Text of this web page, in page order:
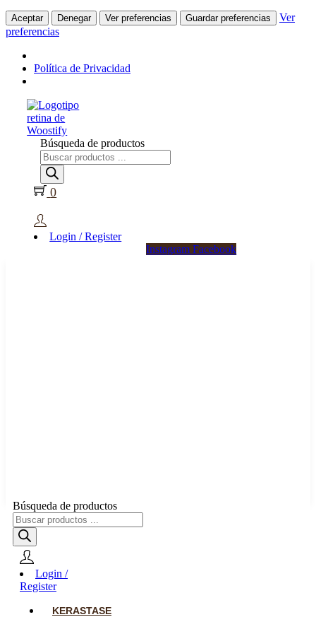
Aceptar Denegar Ver preferencias Guardar preferencias
Ver
preferencias
Política de Privacidad
Búsqueda de productos
0
Login / Register
Instagram Facebook
Búsqueda de productos
Login /
Register
KERASTASE